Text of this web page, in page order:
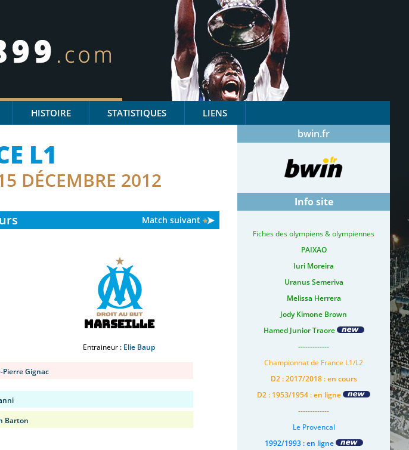
HISTOIRE STATISTIQUES LIENS
L1
DÉCEMBRE 2012
Match suivant
Marseille
Entraineur : Elie Baup
Pierre Gignac
Barton
bwin.fr
Info site
Fiches des olympiens & olympiennes
PAIXAO
Iuri Moreira
Uranus Semeriva
Melissa Herrera
Jody Kimone Brown
Hamed Junior Traore
-------------
Championnat de France L1/L2
D2 : 2017/2018 : en cours
D2 : 1953/1954 : en ligne
-------------
Le Provencal
1992/1993 : en ligne